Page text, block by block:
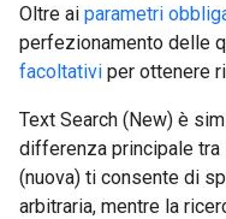
Oltre ai parametri
perfezionamento delle
facoltativi per ottenere
Text Search (New) è
differenza principale
(nuova) ti consente di
arbitraria, mentre la